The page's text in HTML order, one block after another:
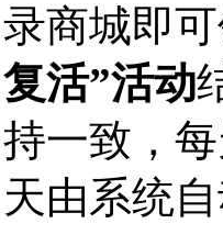
录商城即
复活”活动
持一致，
天由系统